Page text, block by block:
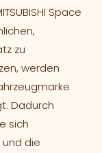
Space
zu
werden
Dadurch
sich
die